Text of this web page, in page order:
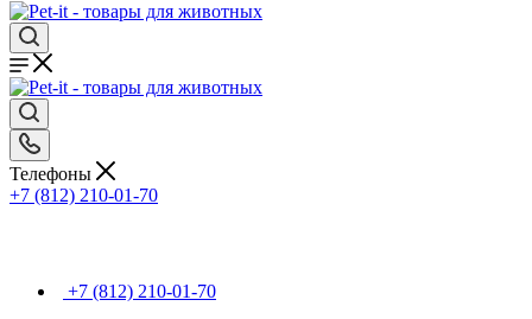
Телефоны
+7 (812) 210-01-70
+7 (812) 210-01-70